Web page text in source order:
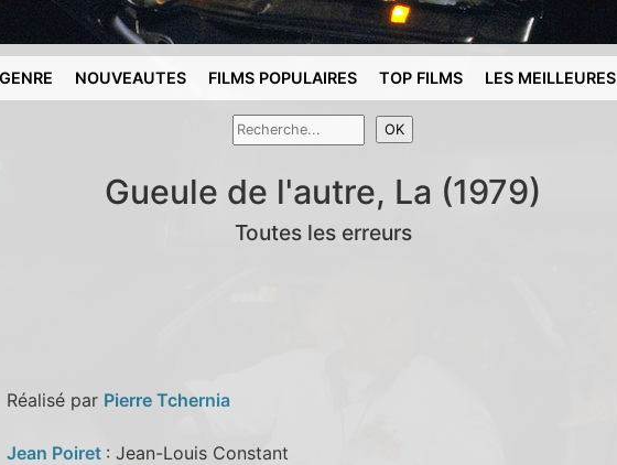
GENRE NOUVEAUTES FILMS POPULAIRES TOP FILMS LES MEILLEURES
Gueule de l'autre, La (1979)
Toutes les erreurs
Réalisé par Pierre Tchernia
Jean Poiret : Jean-Louis Constant